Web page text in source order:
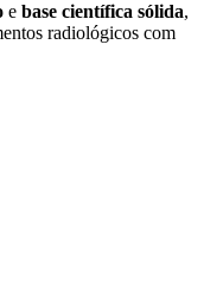
e base científica sólida,
radiológicos com